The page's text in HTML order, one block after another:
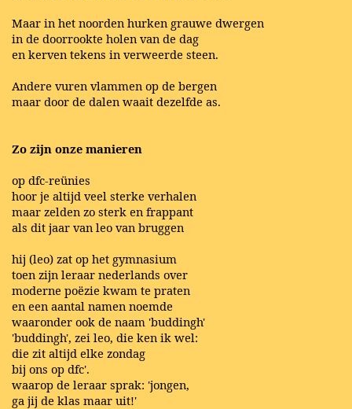
Maar in het noorden hurken grauwe dwergen
in de doorrookte holen van de dag
en kerven tekens in verweerde steen.
Andere vuren vlammen op de bergen
maar door de dalen waait dezelfde as.
Zo zijn onze manieren
op dfc-reünies
hoor je altijd veel sterke verhalen
maar zelden zo sterk en frappant
als dit jaar van leo van bruggen
hij (leo) zat op het gymnasium
toen zijn leraar nederlands over
moderne poëzie kwam te praten
en een aantal namen noemde
waaronder ook de naam 'buddingh'
'buddingh', zei leo, die ken ik wel:
die zit altijd elke zondag
bij ons op dfc'.
waarop de leraar sprak: 'jongen,
ga jij de klas maar uit!'